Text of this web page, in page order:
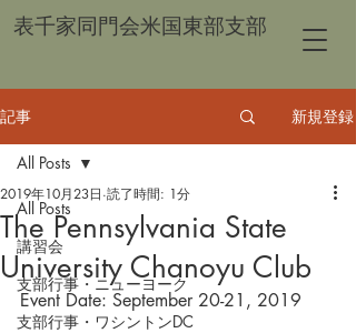
表千家同門会米国東部支部
記事 新規登録
All Posts
講習会
支部行事・ニューヨーク
支部行事・ワシントンDC
All Posts
The Pennsylvania State
University Chanoyu Club
2019年10月23日 読了時間: 1分
Event Date: September 20-21, 2019